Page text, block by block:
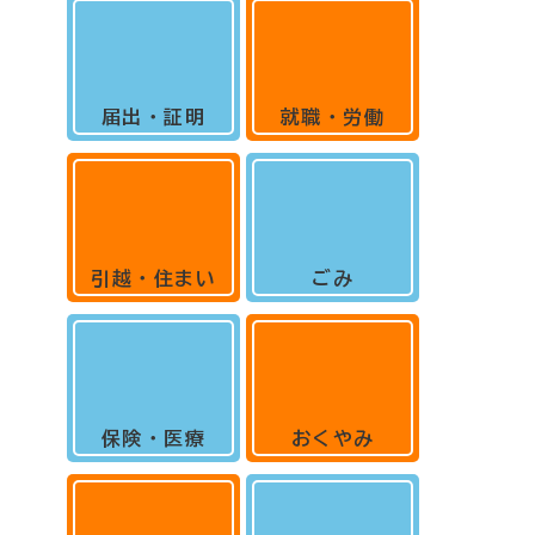
届出・証明
引越・住まい
保険・医療
就職・労働
ごみ
おくやみ